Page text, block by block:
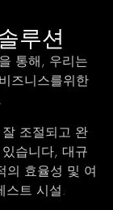
루션
통해, 우리는
즈니스를위한
조절되고 완
습니다, 대규
의 효율성 및 여
스트 시설.